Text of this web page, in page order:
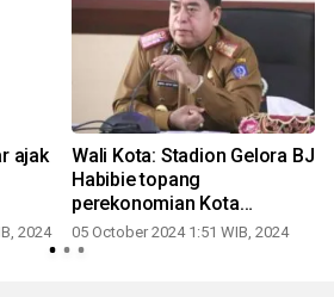
ajak
2024
Wali Kota: Stadion Gelora BJ
Habibie topang
perekonomian Kota
Parepare
05 October 2024 1:51 WIB, 2024